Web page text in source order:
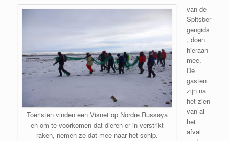
Toeristen vinden een Visnet op Nordre Russøya
en om te voorkomen dat dieren er in verstrikt
raken, nemen ze dat mee naar het schip.
van de
Spitsber
gengids
, doen
hieraan
mee.
De
gasten
zijn na
het zien
van al
het
afval